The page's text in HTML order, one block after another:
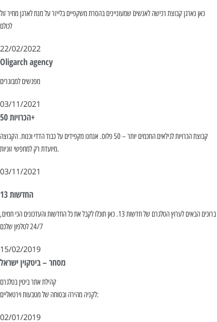
כאן נארגן קבוצת רכישה לאנשים שמעוניינים בהסרת משקפיים בלייזר על מנת לארגן מחיר זול
לכולם
22/02/2022
Oligarch agency
מפגשים למבוגרים
03/11/2021
הכרויות 50+
קבוצת הכרויות לגילאים החכמים יותר – 50 פלוס. אנחנו מקפידים על כבוד הדדי וכנות. הקבוצה
מיועדת רק למחפשי זוגיות.
03/11/2021
החדשות 13
ברוכים הבאים לערוץ הטלגרם של חדשות 13. כאן תוכלו לקבל את כל החדשות והעדכונים הכי חמים,
24/7 לטלפון שלכם
15/02/2019
מסחר – ביטקוין ישראל
קהילת אתר ביטין בטלגרם
לקניה מהירה ובטוחה של מטבעות וירטאליים:
02/01/2019